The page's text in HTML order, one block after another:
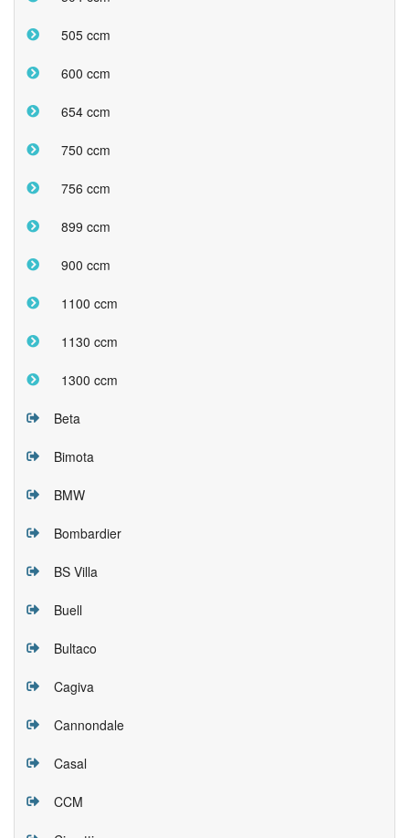
505 ccm
600 ccm
654 ccm
750 ccm
756 ccm
899 ccm
900 ccm
1100 ccm
1130 ccm
1300 ccm
Beta
Bimota
BMW
Bombardier
BS Villa
Buell
Bultaco
Cagiva
Cannondale
Casal
CCM